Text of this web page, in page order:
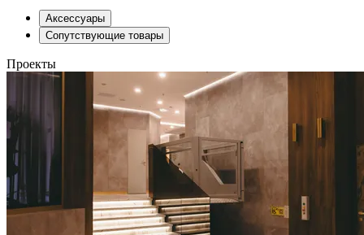
Аксессуары
Сопутствующие товары
Проекты